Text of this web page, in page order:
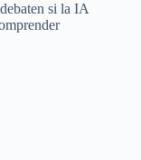
si la IA